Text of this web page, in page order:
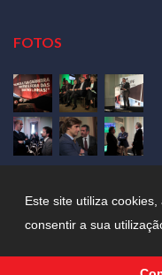
Este site utiliza
consentir a sua
FOTOS
Ver mais